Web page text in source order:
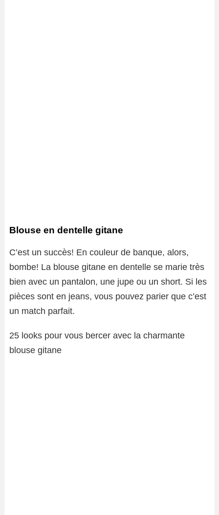
Blouse en dentelle gitane
C’est un succès! En couleur de banque, alors,
bombe! La blouse gitane en dentelle se marie très
bien avec un pantalon, une jupe ou un short. Si les
pièces sont en jeans, vous pouvez parier que c’est
un match parfait.
25 looks pour vous bercer avec la charmante
blouse gitane